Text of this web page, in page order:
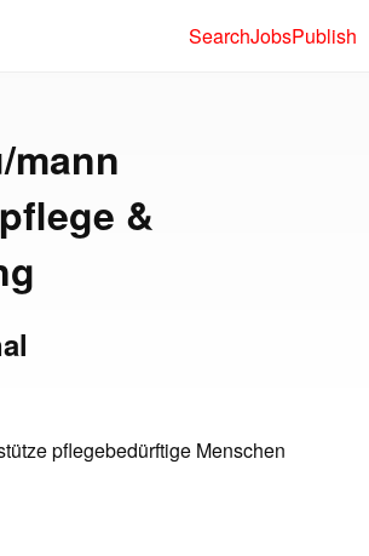
SearchJobsPublish
mann
&
pflegebedürftige Menschen